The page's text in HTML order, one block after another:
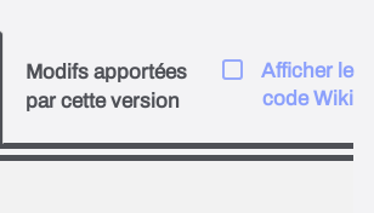
Modifs apportées
par cette version
Afficher le
code Wiki